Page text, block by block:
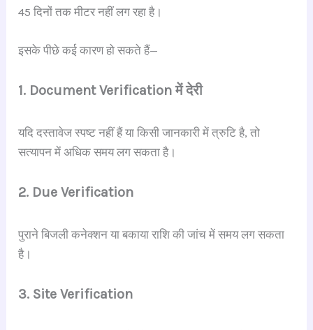
45 दिनों तक मीटर नहीं लग रहा है।
इसके पीछे कई कारण हो सकते हैं—
1. Document Verification में देरी
यदि दस्तावेज स्पष्ट नहीं हैं या किसी जानकारी में त्रुटि है, तो
सत्यापन में अधिक समय लग सकता है।
2. Due Verification
पुराने बिजली कनेक्शन या बकाया राशि की जांच में समय लग सकता
है।
3. Site Verification